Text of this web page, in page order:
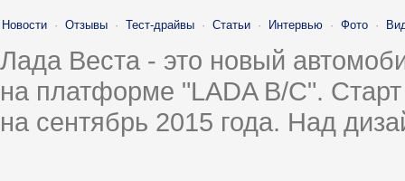
Новости · Отзывы · Тест-драйвы · Статьи · Интервью · Фото ·
Лада Веста - это новый
на платформе "LADA B/C".
на сентябрь 2015 года. Над